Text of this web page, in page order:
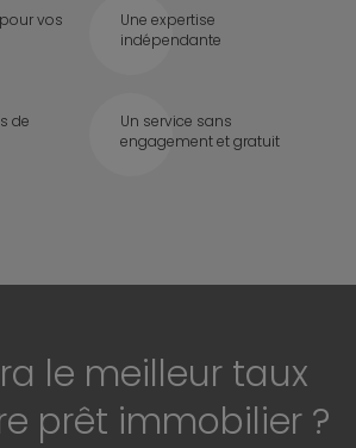
vos
Une expertise
indépendante
de
Un service sans
engagement et gratuit
le meilleur taux
prêt immobilier ?